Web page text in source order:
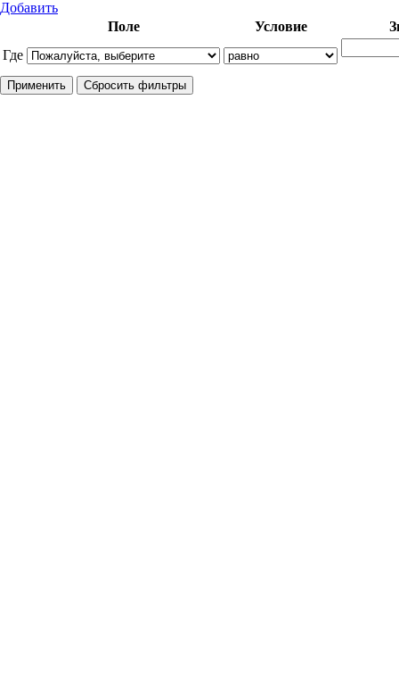
Добавить
Где
Поле Условие